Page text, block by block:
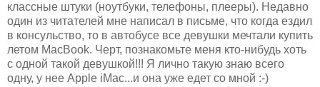
классные штуки (ноутбуки, телефоны, плееры). Недавно
один из читателей мне написал в письме, что когда ездил
в консульство, то в автобусе все девушки мечтали купить
летом MacBook. Черт, познакомьте меня кто-нибудь хоть
с одной такой девушкой!!! Я лично такую знаю всего
одну, у нее Apple iMac...и она уже едет со мной :-)